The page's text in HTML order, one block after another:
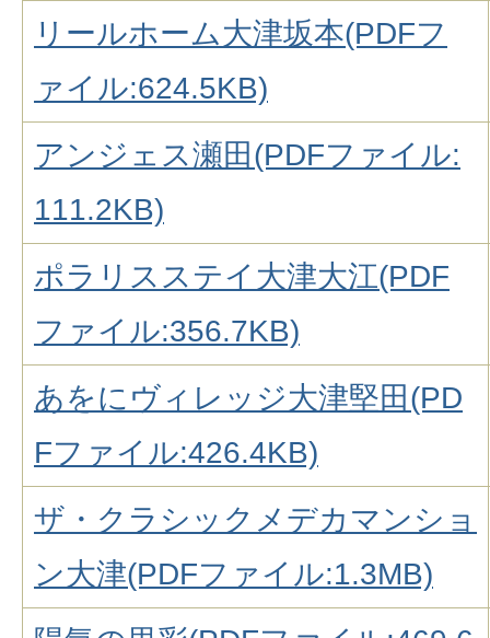
リールホーム大津坂本(PDFフ
ァイル:624.5KB)
アンジェス瀬田(PDFファイル:
111.2KB)
ポラリスステイ大津大江(PDF
ファイル:356.7KB)
あをにヴィレッジ大津堅田(PD
Fファイル:426.4KB)
ザ・クラシックメデカマンショ
ン大津(PDFファイル:1.3MB)